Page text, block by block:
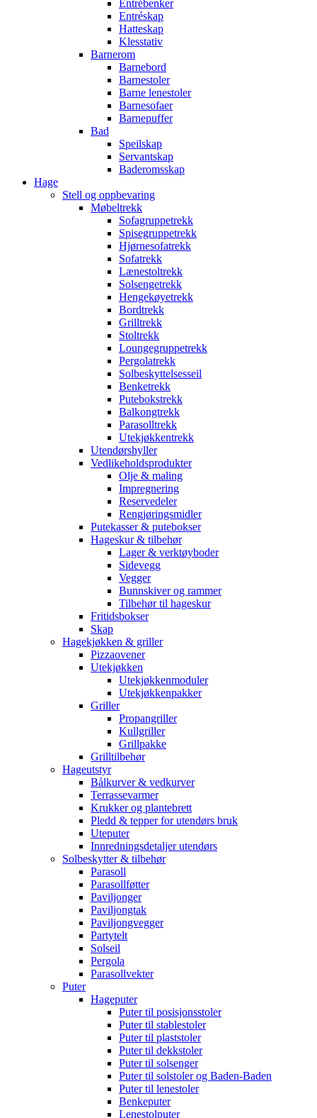
Entrébenker
Entréskap
Hatteskap
Klesstativ
Barnerom
Barnebord
Barnestoler
Barne lenestoler
Barnesofaer
Barnepuffer
Bad
Speilskap
Servantskap
Baderomsskap
Hage
Stell og oppbevaring
Møbeltrekk
Sofagruppetrekk
Spisegruppetrekk
Hjørnesofatrekk
Sofatrekk
Lænestoltrekk
Solsengetrekk
Hengekøyetrekk
Bordtrekk
Grilltrekk
Stoltrekk
Loungegruppetrekk
Pergolatrekk
Solbeskyttelsesseil
Benketrekk
Putebokstrekk
Balkongtrekk
Parasolltrekk
Utekjøkkentrekk
Utendørshyller
Vedlikeholdsprodukter
Olje & maling
Impregnering
Reservedeler
Rengjøringsmidler
Putekasser & putebokser
Hageskur & tilbehør
Lager & verktøyboder
Sidevegg
Vegger
Bunnskiver og rammer
Tilbehør til hageskur
Fritidsbokser
Skap
Hagekjøkken & griller
Pizzaovener
Utekjøkken
Utekjøkkenmoduler
Utekjøkkenpakker
Griller
Propangriller
Kullgriller
Grillpakke
Grilltilbehør
Hageutstyr
Bålkurver & vedkurver
Terrassevarmer
Krukker og plantebrett
Pledd & tepper for utendørs bruk
Uteputer
Innredningsdetaljer utendørs
Solbeskytter & tilbehør
Parasoll
Parasollføtter
Paviljonger
Paviljongtak
Paviljongvegger
Partytelt
Solseil
Pergola
Parasollvekter
Puter
Hageputer
Puter til posisjonsstoler
Puter til stablestoler
Puter til plaststoler
Puter til dekkstoler
Puter til solsenger
Puter til solstoler og Baden-Baden
Puter til lenestoler
Benkeputer
Lenestolputer